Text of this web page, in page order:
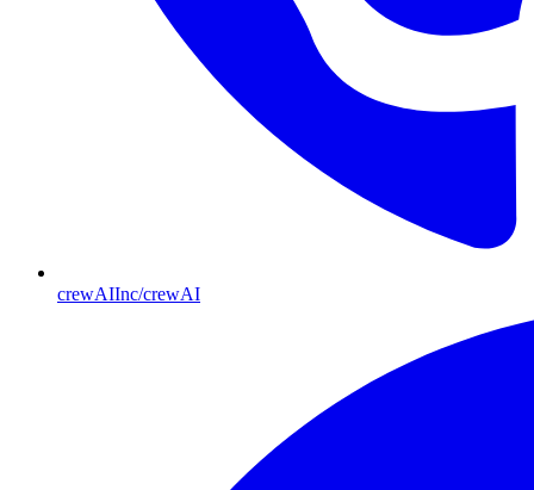
crewAIInc/crewAI